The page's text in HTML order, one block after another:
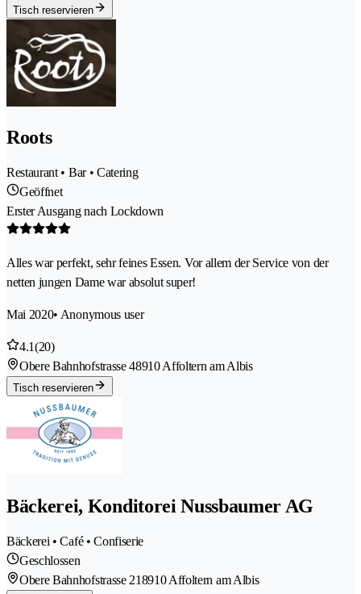
Tisch reservieren
Roots
Restaurant • Bar • Catering
Geöffnet
Erster Ausgang nach Lockdown
Alles war perfekt, sehr feines Essen. Vor allem der Service von der
netten jungen Dame war absolut super!
Mai 2020• Anonymous user
4.1(20)
Obere Bahnhofstrasse 48910 Affoltern am Albis
Tisch reservieren
Bäckerei, Konditorei Nussbaumer AG
Bäckerei • Café • Confiserie
Geschlossen
Obere Bahnhofstrasse 218910 Affoltern am Albis